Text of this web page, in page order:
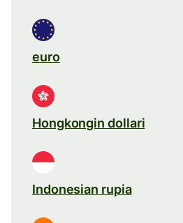
euro
Hongkongin dollari
Indonesian rupia